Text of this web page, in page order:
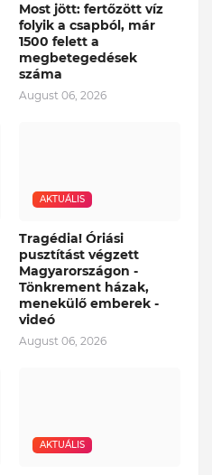
Most jött: fertőzött víz
folyik a csapból, már
1500 felett a
megbetegedések
száma
August 06, 2026
AKTUÁLIS
Tragédia! Óriási
pusztítást végzett
Magyarországon -
Tönkrement házak,
menekülő emberek -
videó
August 06, 2026
AKTUÁLIS